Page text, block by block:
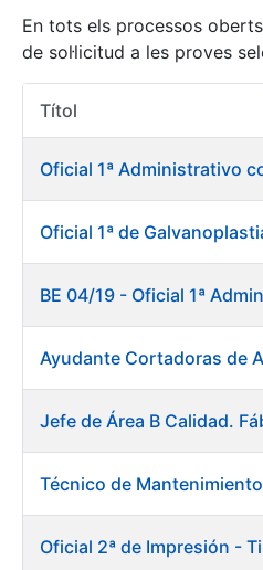
Mostra/Amaga
En tots els processos
de sol·licitud a les proves
Títol
Oficial 1ª Administrativo
Oficial 1ª de
BE 04/19 - Oficial 1ª
Jefe de Área B Calidad.
Oficial 2ª de Impresión -